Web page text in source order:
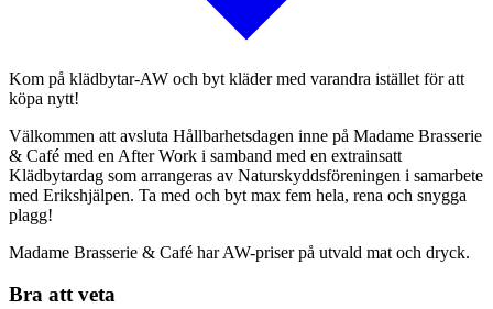
Kom på klädbytar-AW och byt kläder med varandra istället för att
köpa nytt!
Välkommen att avsluta Hållbarhetsdagen inne på Madame Brasserie
& Café med en After Work i samband med en extrainsatt
Klädbytardag som arrangeras av Naturskyddsföreningen i samarbete
med Erikshjälpen. Ta med och byt max fem hela, rena och snygga
plagg!
Madame Brasserie & Café har AW-priser på utvald mat och dryck.
Bra att veta